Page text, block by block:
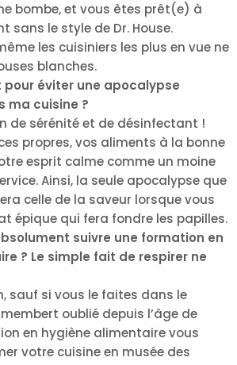
bombe, et vous êtes prêt(e) à
sans le style de Dr. House.
les cuisiniers les plus en vue ne
blanches.
pour éviter une apocalypse
ma cuisine ?
de sérénité et de désinfectant !
propres, vos aliments à la bonne
esprit calme comme un moine
Ainsi, la seule apocalypse que
celle de la saveur lorsque vous
épique qui fera fondre les papilles.
suivre une formation en
? Le simple fait de respirer ne
sauf si vous le faites dans le
oublié depuis l’âge de
en hygiène alimentaire vous
votre cuisine en musée des